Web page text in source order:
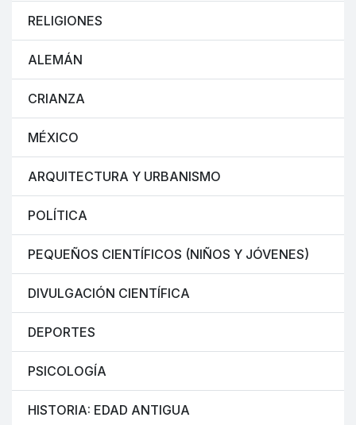
RELIGIONES
ALEMÁN
CRIANZA
MÉXICO
ARQUITECTURA Y URBANISMO
POLÍTICA
PEQUEÑOS CIENTÍFICOS (NIÑOS Y JÓVENES)
DIVULGACIÓN CIENTÍFICA
DEPORTES
PSICOLOGÍA
HISTORIA: EDAD ANTIGUA